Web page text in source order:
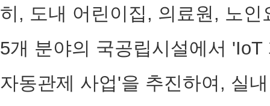
히, 도내 어린이집, 의료원, 노
5개 분야의 국공립시설에서
자동관제 사업'을 추진하여, 실